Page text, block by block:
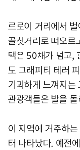
르로이 거리에서
골칫거리로 떠오르
택은 50채가 넘고,
도 그래피티 테러
기괴하게 느껴지는
관광객들은 발을
이 지역에 거주하
터 나타났다. 예전